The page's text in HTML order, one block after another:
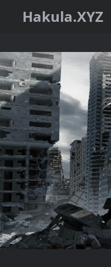
Hakula.XYZ